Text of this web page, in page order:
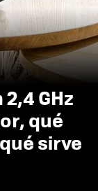
GHz
qué
sirve